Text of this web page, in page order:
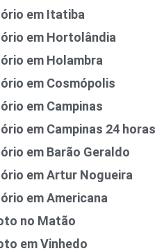
em Itatiba
em Hortolândia
em Holambra
em Cosmópolis
em Campinas
em Campinas 24 horas
em Barão Geraldo
em Artur Nogueira
em Americana
no Matão
em Vinhedo